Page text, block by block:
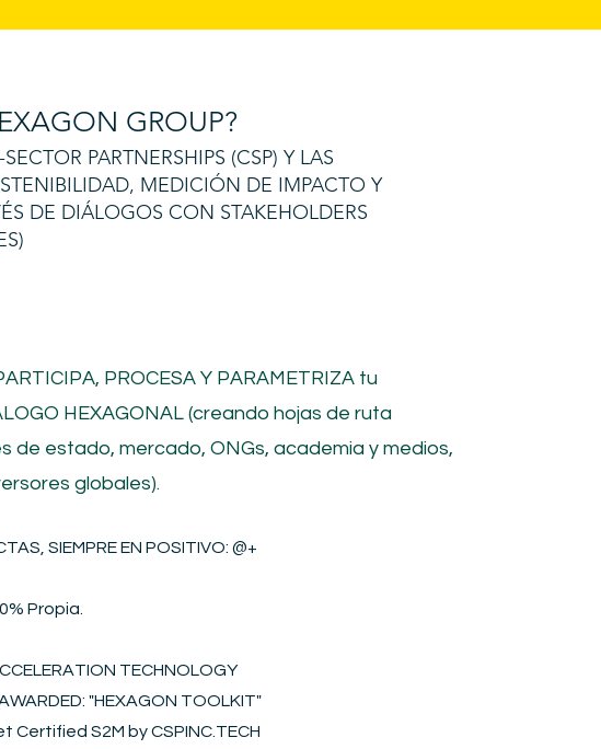
GROUP?
PARTNERSHIPS (CSP) Y LAS
MEDICIÓN DE IMPACTO Y
DE DIÁLOGOS CON STAKEHOLDERS
PROCESA Y PARAMETRIZA tu
HEXAGONAL (creando hojas de ruta
de estado, mercado, ONGs, academia y medios,
globales).
SIEMPRE EN POSITIVO​: @+
Propia.
TECHNOLOGY
"HEXAGON TOOLKIT"
S2M by CSPINC.TECH